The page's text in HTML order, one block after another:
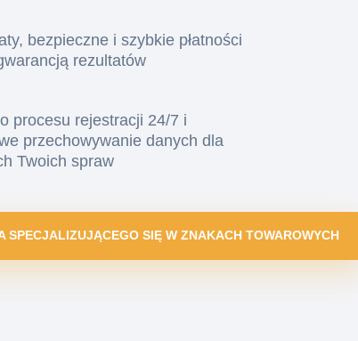
bezpieczne i szybkie płatności
rezultatów
procesu rejestracji 24/7 i
przechowywanie danych dla
Twoich spraw
SPECJALIZUJĄCEGO SIĘ W ZNAKACH TOWAROWYCH